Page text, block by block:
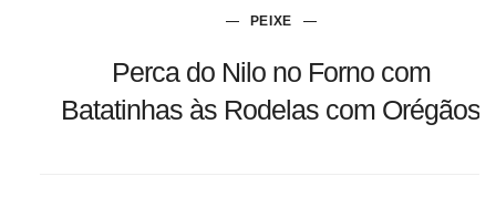
PEIXE
Perca do Nilo no Forno com
Batatinhas às Rodelas com Orégãos